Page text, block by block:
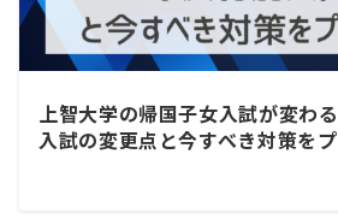
上智大学の帰国子女入試が変わ
入試の変更点と今すべき対策を